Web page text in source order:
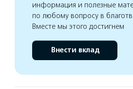
информация и полезные
по любому вопросу в
Вместе мы этого достигнем
Внести вклад